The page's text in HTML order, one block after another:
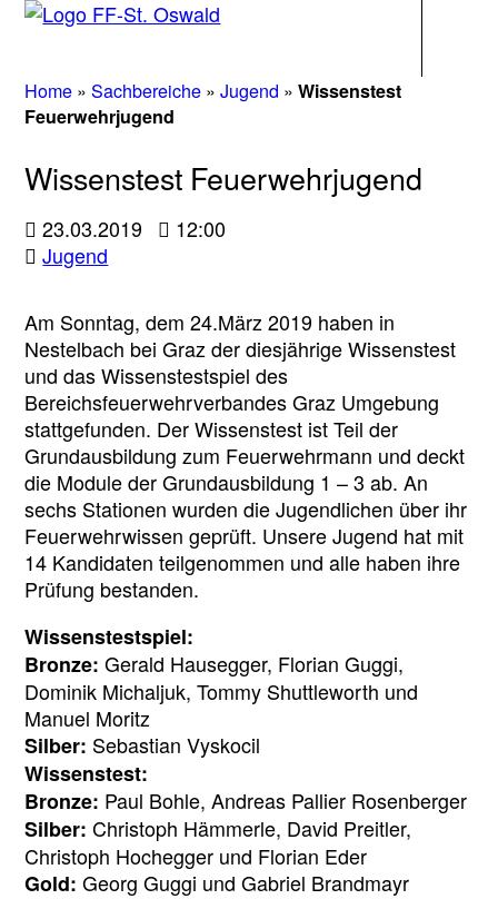
Home »Sachbereiche »Jugend »Wissenstest
Feuerwehrjugend
Wissenstest Feuerwehrjugend
23.03.2019
12:00
Jugend
Am Sonntag, dem 24.März 2019 haben in
Nestelbach bei Graz der diesjährige Wissenstest
und das Wissenstestspiel des
Bereichsfeuerwehrverbandes Graz Umgebung
stattgefunden. Der Wissenstest ist Teil der
Grundausbildung zum Feuerwehrmann und deckt
die Module der Grundausbildung 1 – 3 ab. An
sechs Stationen wurden die Jugendlichen über ihr
Feuerwehrwissen geprüft. Unsere Jugend hat mit
14 Kandidaten teilgenommen und alle haben ihre
Prüfung bestanden.
Wissenstestspiel:
Bronze: Gerald Hausegger, Florian Guggi,
Dominik Michaljuk, Tommy Shuttleworth und
Manuel Moritz
Silber: Sebastian Vyskocil
Wissenstest:
Bronze: Paul Bohle, Andreas Pallier Rosenberger
Silber: Christoph Hämmerle, David Preitler,
Christoph Hochegger und Florian Eder
Gold: Georg Guggi und Gabriel Brandmayr